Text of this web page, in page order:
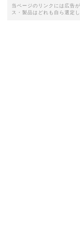
当ページのリンクには広告
ス・製品はどれも自ら選定